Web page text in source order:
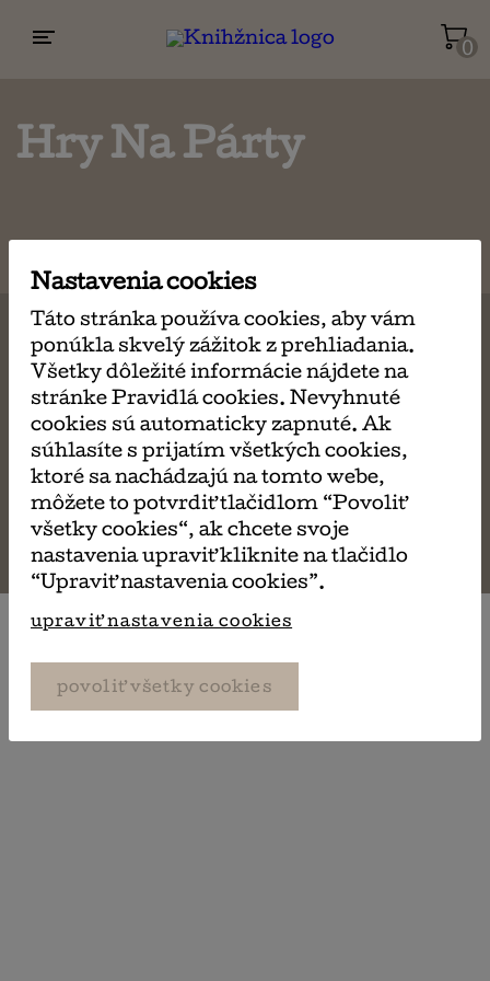
0
Náboženstvo a ezoterika
Hry Na Párty
Všeobecné obchodné podmienky
Ochrana osobných údajov
Reklamačný poriadok
© 2026Knihžnica . All Rights Reserved.
Nastavenia cookies
Táto stránka používa cookies, aby vám
ponúkla skvelý zážitok z prehliadania.
Všetky dôležité informácie nájdete na
stránke Pravidlá cookies. Nevyhnuté
cookies sú automaticky zapnuté. Ak
súhlasíte s prijatím všetkých cookies,
ktoré sa nachádzajú na tomto webe,
môžete to potvrdiť tlačidlom “Povoliť
všetky cookies“, ak chcete svoje
nastavenia upraviť kliknite na tlačidlo
“Upraviť nastavenia cookies”.
upraviť nastavenia cookies
povoliť všetky cookies